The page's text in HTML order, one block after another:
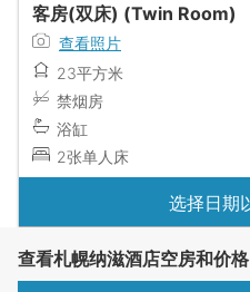
客房(双床) (Twin Room)
查看照片
23平方米
禁烟房
浴缸
2张单人床
选择日期
查看札幌纳滋酒店空房和价格